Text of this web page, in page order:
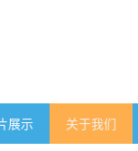
展示 关于我们